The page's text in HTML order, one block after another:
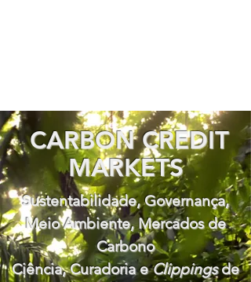
CARBON CREDIT
MARKETS
Sustentabilidade, Governança,
Meio Ambiente, Mercados de
Carbono
Ciência, Curadoria eClippingsde